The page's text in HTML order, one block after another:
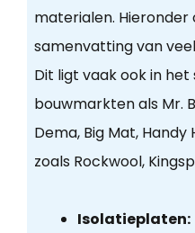
materialen. Hieronder
samenvatting van
Dit ligt vaak ook in
bouwmarkten als Mr.
Dema, Big Mat,
zoals Rockwool,
Isolatieplaten: